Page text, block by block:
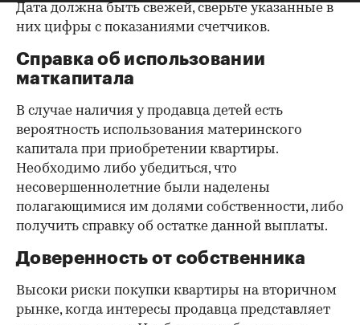
Дата должна быть свежей, сверьте указанные в
них цифры с показаниями счетчиков.
Справка об использовании
маткапитала
В случае наличия у продавца детей есть
вероятность использования материнского
капитала при приобретении квартиры.
Необходимо либо убедиться, что
несовершеннолетние были наделены
полагающимися им долями собственности, либо
получить справку об остатке данной выплаты.
Доверенность от собственника
Высоки риски покупки квартиры на вторичном
рынке, когда интересы продавца представляет